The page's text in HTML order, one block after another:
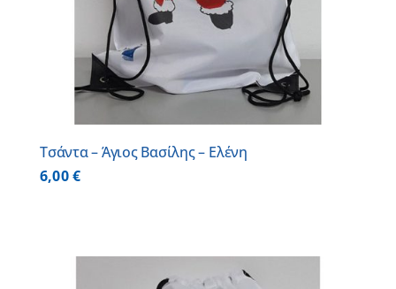
Τσάντα – Άγιος Βασίλης – Ελένη
6,00€